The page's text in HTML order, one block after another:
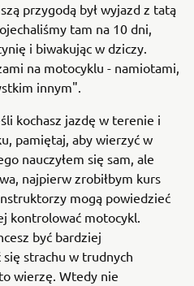
przygodą był wyjazd z tatą
tam na 10 dni,
i biwakując w dziczy.
na motocyklu - namiotami,
innym".
kochasz jazdę w terenie i
pamiętaj, aby wierzyć w
nauczyłem się sam, ale
najpierw zrobiłbym kurs
mogą powiedzieć
kontrolować motocykl.
być bardziej
strachu w trudnych
wierzę. Wtedy nie